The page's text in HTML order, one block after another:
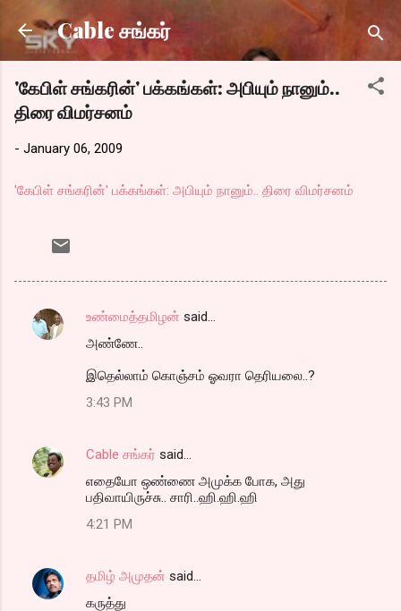
Skip to main content
Cable சங்கர்
'கேபிள் சங்கரின்' பக்கங்கள்: அபியும் நானும்..
திரை விமர்சனம்
- January 06, 2009
'கேபிள் சங்கரின்' பக்கங்கள்: அபியும் நானும்.. திரை விமர்சனம்
C
n
t
உண்மைத்தமிழன் said…
அண்ணே..
இதெல்லாம் கொஞ்சம் ஓவரா தெரியலை..?
3:43 PM
Cable சங்கர் said…
எதையோ ஒண்ணை அமுக்க போக, அது
பதிவாயிருச்சு.. சாரி..ஹி.ஹி.ஹி
4:21 PM
தமிழ் அமுதன் said…
கருத்து